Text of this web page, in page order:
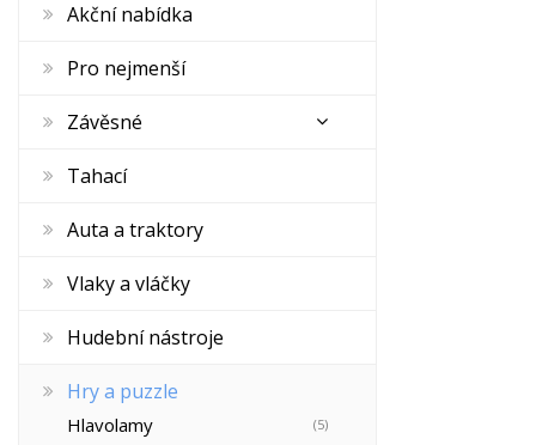
Akční nabídka
Pro nejmenší
Závěsné
Tahací
Auta a traktory
Vlaky a vláčky
Hudební nástroje
Hry a puzzle
Hlavolamy (5)